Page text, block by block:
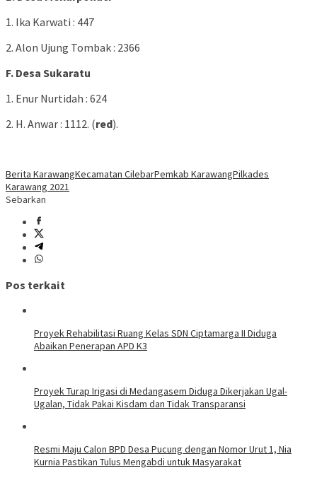
1. Ika Karwati : 447
2. Alon Ujung Tombak : 2366
F. Desa Sukaratu
1. Enur Nurtidah : 624
2. H. Anwar : 1112. (red).
Berita KarawangKecamatan CilebarPemkab KarawangPilkades
Karawang 2021
Sebarkan
Pos terkait
Proyek Rehabilitasi Ruang Kelas SDN Ciptamarga II Diduga
Abaikan Penerapan APD K3
Proyek Turap Irigasi di Medangasem Diduga Dikerjakan Ugal-
Ugalan, Tidak Pakai Kisdam dan Tidak Transparansi
Resmi Maju Calon BPD Desa Pucung dengan Nomor Urut 1, Nia
Kurnia Pastikan Tulus Mengabdi untuk Masyarakat